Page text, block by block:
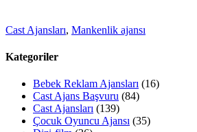
Cast Ajansları, Mankenlik ajansı
Kategoriler
Bebek Reklam Ajansları (16)
Cast Ajans Başvuru (84)
Cast Ajansları (139)
Çocuk Oyuncu Ajansı (35)